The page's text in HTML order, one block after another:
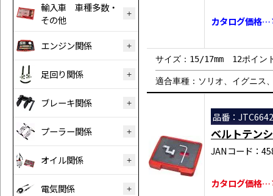
輸入車 車種多数・
その他
エンジン関係
足回り関係
ブレーキ関係
プーラー関係
オイル関係
電気関係
カタログ価格
サイズ：15/17mm 12ポイン
適合車種：ソリオ、イグニ
品番：JTC6642
ベルトテン
JANコード：
カタログ価格…